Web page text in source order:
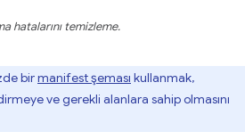
hatalarını temizleme.
birmanifest şeması kullanmak,
ve gerekli alanlara sahip olmasını